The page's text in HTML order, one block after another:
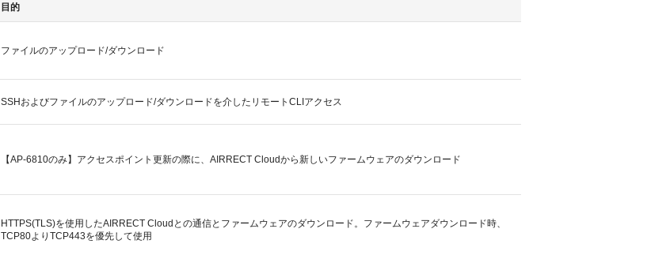
目的
ファイルのアップロード/ダウンロード
SSHおよびファイルのアップロード/ダウンロードを介したリモートCLIアクセス
【AP-6810のみ】アクセスポイント更新の際に、AIRRECT Cloudから新しいファームウェアのダウンロード
HTTPS(TLS)を使用したAIRRECT Cloudとの通信とファームウェアのダウンロード。ファームウェアダウンロード時、
TCP80よりTCP443を優先して使用